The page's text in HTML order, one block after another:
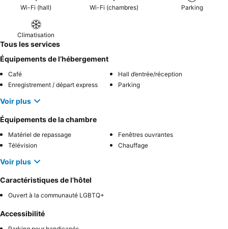
Wi-Fi (hall) Wi-Fi (chambres) Parking
Climatisation
Tous les services
Équipements de l’hébergement
Café
Hall d’entrée/réception
Enregistrement / départ express
Parking
Voir plus
Équipements de la chambre
Matériel de repassage
Fenêtres ouvrantes
Télévision
Chauffage
Voir plus
Caractéristiques de l’hôtel
Ouvert à la communauté LGBTQ+
Accessibilité